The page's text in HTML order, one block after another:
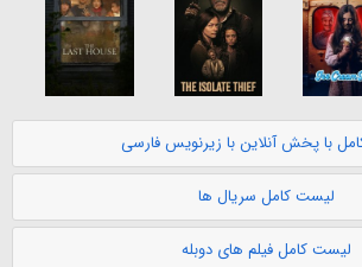
با پخش آنلاین با زیرنویس فارسی
لیست کامل سریال ها
لیست کامل فیلم های دوبله